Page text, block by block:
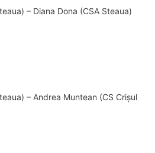
– Diana Dona (CSA Steaua)
– Andrea Muntean (CS Crișul